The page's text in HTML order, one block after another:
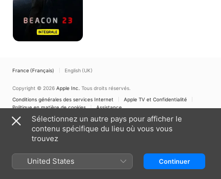
France (Français) English (UK)
Copyright © 2026 Apple Inc. Tous droits réservés.
Conditions générales des services Internet
Apple TV et Confidentialité
Politique en matière de cookies
Assistance
Sélectionnez un autre pays pour afficher le
contenu spécifique du lieu où vous vous
trouvez
United States Continuer